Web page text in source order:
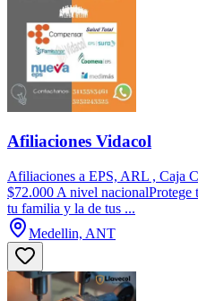
Afiliaciones Vidacol
Afiliaciones a EPS, ARL , Caja
$72.000 A nivel nacionalProtege
tu familia y la de tus ...
Medellin, ANT